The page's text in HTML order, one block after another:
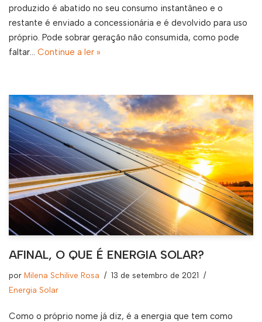
produzido é abatido no seu consumo instantâneo e o
restante é enviado a concessionária e é devolvido para uso
próprio. Pode sobrar geração não consumida, como pode
faltar… Continue a ler »
AFINAL, O QUE É ENERGIA SOLAR?
por Milena Schilive Rosa
13 de setembro de 2021
Energia Solar
Como o próprio nome já diz, é a energia que tem como